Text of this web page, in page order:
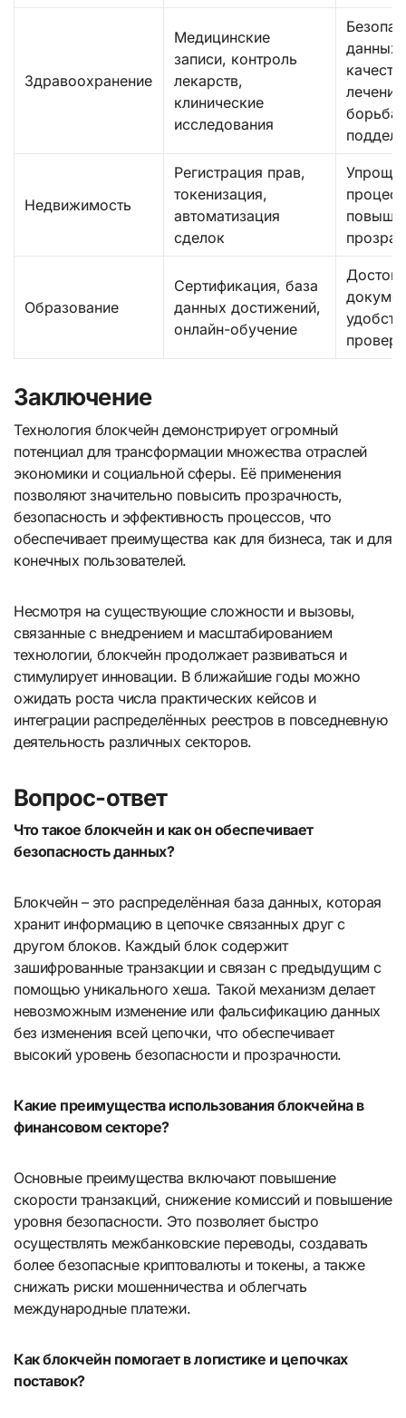
Здравоохранение
Медицинские
записи, контроль
лекарств,
клинические
исследования
данных,
борьба
Недвижимость
Регистрация прав,
токенизация,
автоматизация
сделок
Образование
Сертификация, база
данных достижений,
онлайн-обучение
Заключение
Технология блокчейн демонстрирует огромный
потенциал для трансформации множества отраслей
экономики и социальной сферы. Её применения
позволяют значительно повысить прозрачность,
безопасность и эффективность процессов, что
обеспечивает преимущества как для бизнеса, так и для
конечных пользователей.
Несмотря на существующие сложности и вызовы,
связанные с внедрением и масштабированием
технологии, блокчейн продолжает развиваться и
стимулирует инновации. В ближайшие годы можно
ожидать роста числа практических кейсов и
интеграции распределённых реестров в повседневную
деятельность различных секторов.
Вопрос-ответ
Что такое блокчейн и как он обеспечивает
безопасность данных?
Блокчейн – это распределённая база данных, которая
хранит информацию в цепочке связанных друг с
другом блоков. Каждый блок содержит
зашифрованные транзакции и связан с предыдущим с
помощью уникального хеша. Такой механизм делает
невозможным изменение или фальсификацию данных
без изменения всей цепочки, что обеспечивает
высокий уровень безопасности и прозрачности.
Какие преимущества использования блокчейна в
финансовом секторе?
Основные преимущества включают повышение
скорости транзакций, снижение комиссий и повышение
уровня безопасности. Это позволяет быстро
осуществлять межбанковские переводы, создавать
более безопасные криптовалюты и токены, а также
снижать риски мошенничества и облегчать
международные платежи.
Как блокчейн помогает в логистике и цепочках
поставок?